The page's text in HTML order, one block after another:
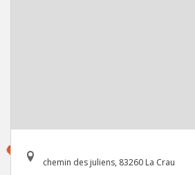
chemin des juliens, 83260 La Crau